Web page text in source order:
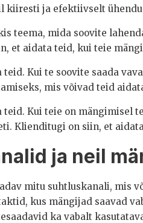
kiiresti ja efektiivselt
teema, mida soovite
et aidata teid, kui teie
Kui te soovite saada
mis võivad teid
Kui teie on mängimisel
Klienditugi on siin, et
ja neil
mitu suhtluskanali, mis
kus mängijad saavad
ka vabalt